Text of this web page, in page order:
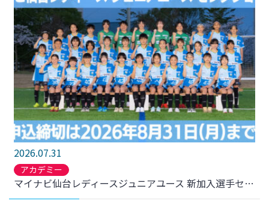
2026.07.31
アカデミー
マイナビ仙台レディースジュニアユース 新加入選手セレクション開催